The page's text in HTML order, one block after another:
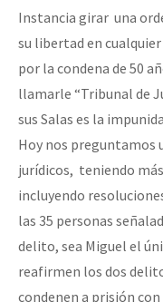
Instancia girar una
su libertad en
por la condena de 50
llamarle “Tribunal de
sus Salas es la
Hoy nos preguntamos
jurídicos, teniendo
incluyendo
las 35 personas
delito, sea Miguel el
reafirmen los dos
condenen a prisión